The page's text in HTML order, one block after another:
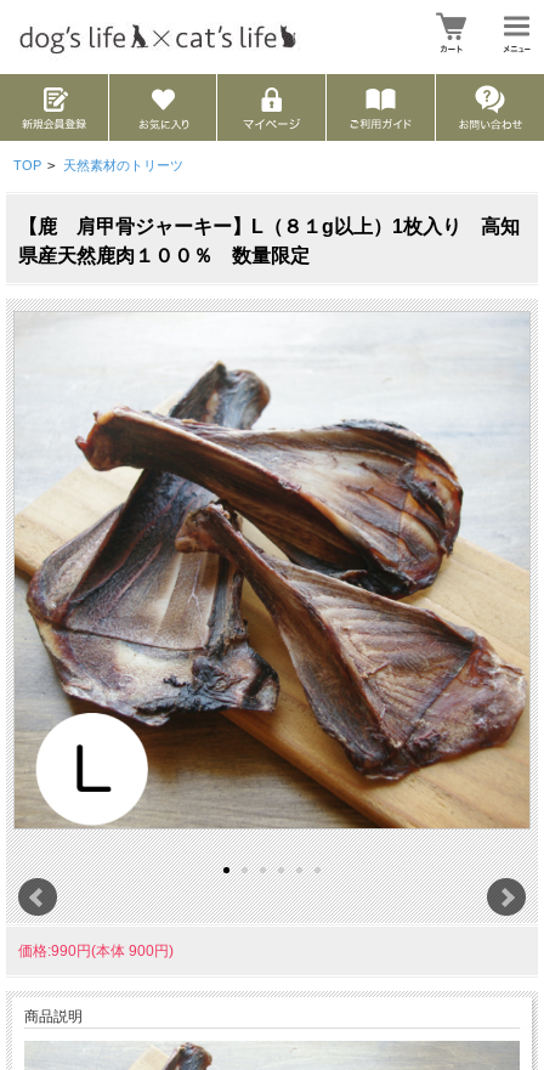
TOP > 天然素材のトリーツ
【鹿 肩甲骨ジャーキー】L（８１g以上）1枚入り 高知
県産天然鹿肉１００％ 数量限定
価格:990円(本体 900円)
商品説明